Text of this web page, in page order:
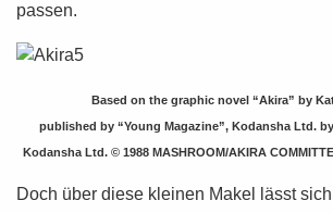
passen.
Based on the graphic novel “Akira” by
published by “Young Magazine”, Kodansha Ltd.
Kodansha Ltd. © 1988 MASHROOM/AKIRA
Doch über diese kleinen Makel lässt